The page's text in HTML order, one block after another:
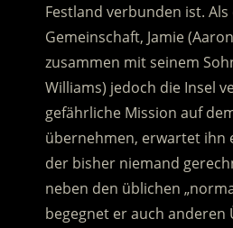
Festland verbunden ist.
Gemeinschaft, Jamie
zusammen mit seinem
Williams) jedoch die Insel
gefährliche Mission auf
übernehmen, erwartet ihn
der bisher niemand
neben den üblichen
begegnet er auch anderen